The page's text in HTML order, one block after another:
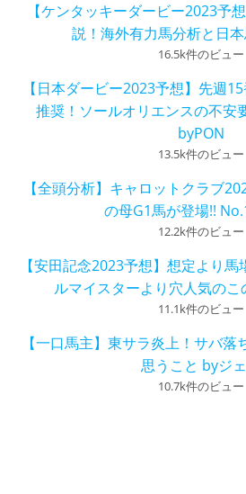
【ケンタッキーダービー2023予
説！海外有力馬分析と日
16.5k件のビュー
【日本ダービー2023予想】先週
推奨！ソールオリエンスの不安
byPON
13.5k件のビュー
【全頭分析】キャロットクラブ
の母G1馬が登場!!
12.2k件のビュー
【安田記念2023予想】想定より
ルマイスターより穴人気のこ
11.1k件のビュー
【一口馬主】東サラ炎上！サバ
思うこと byジ
10.7k件のビュー